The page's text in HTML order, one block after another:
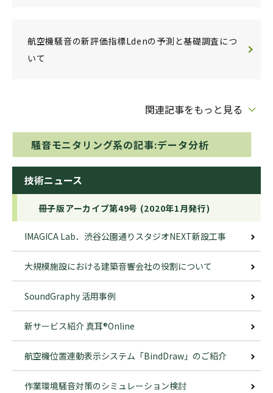
航空機騒音の新評価指標Ldenの予測と基礎調査につ
いて
関連記事をもっと見る
騒音モニタリング系の記事:データ分析
技術ニュース
冊子版アーカイブ第49号 (2020年1月発行)
IMAGICA Lab．渋谷公園通りスタジオNEXT新設工事
大規模施設における建築音響会社の役割について
SoundGraphy 活用事例
新サービス紹介 真耳®Online
航空機位置連動表示システム「BindDraw」のご紹介
作業環境騒音対策のシミュレーション検討